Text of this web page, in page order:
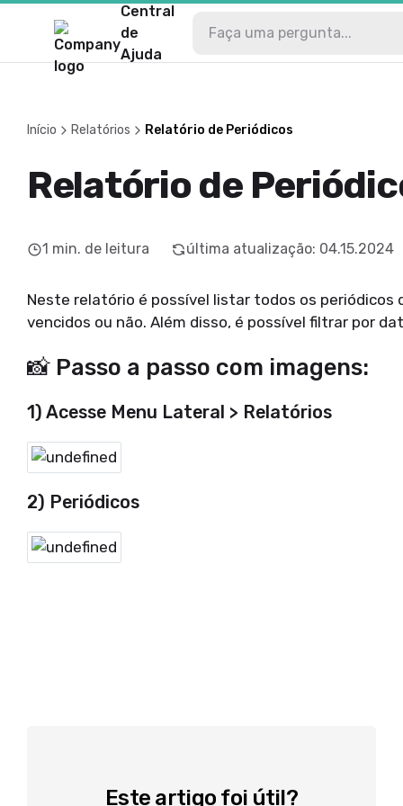
Central
de
Ajuda
Início Relatórios Relatório de Periódicos
Relatório de
1 min. de leitura última atualização: 04.15.2024
Neste relatório é possível listar todos os periódicos
vencidos ou não. Além disso, é possível filtrar por
📸 Passo a passo com imagens:
1) Acesse Menu Lateral > Relatórios
2) Periódicos
Este artigo foi útil?